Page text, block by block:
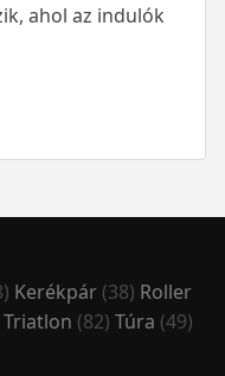
ahol az indulók
Kerékpár (38) Roller
Triatlon (82) Túra (49)